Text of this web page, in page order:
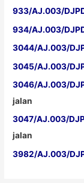
933/AJ.003/
934/AJ.003/
3044/AJ.003/
3045/AJ.003/
3046/AJ.003/
jalan
3047/AJ.003/
jalan
3982/AJ.003/